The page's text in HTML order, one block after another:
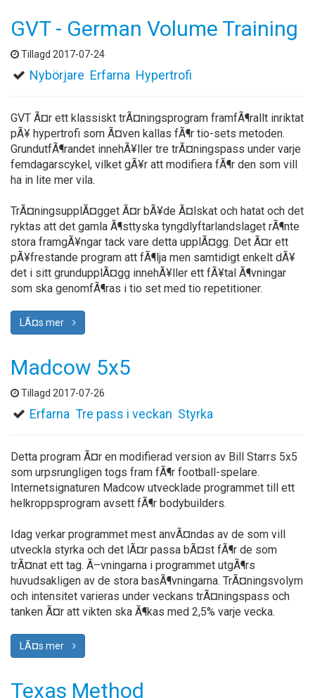
GVT - German Volume Training
Tillagd 2017-07-24
Nybörjare Erfarna Hypertrofi
GVT Ã¤r ett klassiskt trÃ¤ningsprogram framfÃ¶rallt inriktat
pÃ¥ hypertrofi som Ã¤ven kallas fÃ¶r tio-sets metoden.
GrundutfÃ¶randet innehÃ¥ller tre trÃ¤ningspass under varje
femdagarscykel, vilket gÃ¥r att modifiera fÃ¶r den som vill
ha in lite mer vila.
TrÃ¤ningsupplÃ¤gget Ã¤r bÃ¥de Ã¤lskat och hatat och det
ryktas att det gamla Ã¶sttyska tyngdlyftarlandslaget rÃ¶nte
stora framgÃ¥ngar tack vare detta upplÃ¤gg. Det Ã¤r ett
pÃ¥frestande program att fÃ¶lja men samtidigt enkelt dÃ¥
det i sitt grundupplÃ¤gg innehÃ¥ller ett fÃ¥tal Ã¶vningar
som ska genomfÃ¶ras i tio set med tio repetitioner.
LÃ¤s mer
Madcow 5x5
Tillagd 2017-07-26
Erfarna Tre pass i veckan Styrka
Detta program Ã¤r en modifierad version av Bill Starrs 5x5
som urpsrungligen togs fram fÃ¶r football-spelare.
Internetsignaturen Madcow utvecklade programmet till ett
helkroppsprogram avsett fÃ¶r bodybuilders.
Idag verkar programmet mest anvÃ¤ndas av de som vill
utveckla styrka och det lÃ¤r passa bÃ¤st fÃ¶r de som
trÃ¤nat ett tag. Ã–vningarna i programmet utgÃ¶rs
huvudsakligen av de stora basÃ¶vningarna. TrÃ¤ningsvolym
och intensitet varieras under veckans trÃ¤ningspass och
tanken Ã¤r att vikten ska Ã¶kas med 2,5% varje vecka.
LÃ¤s mer
Texas Method